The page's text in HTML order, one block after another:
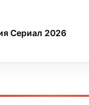
Сериал 2026